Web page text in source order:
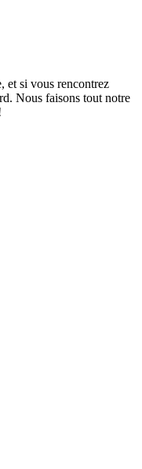
et si vous rencontrez
Nous faisons tout notre